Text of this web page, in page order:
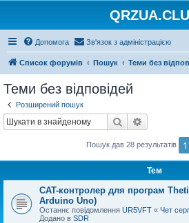
Допомога Зв'язок з адміністрацією
Список форумів Пошук Теми без
Теми без відповідей
Розширений пошук
Пошук
Пошук дав 28 результатів 1
Тем
CAT-контролер для програм
Arduino Uno)
Останнє повідомлення UR5VFT « Чет
Додано в SDR